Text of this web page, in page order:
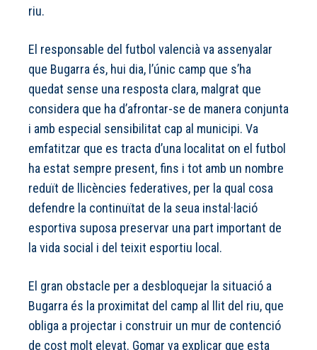
riu.
El responsable del futbol valencià va assenyalar
que Bugarra és, hui dia, l’únic camp que s’ha
quedat sense una resposta clara, malgrat que
considera que ha d’afrontar-se de manera conjunta
i amb especial sensibilitat cap al municipi. Va
emfatitzar que es tracta d’una localitat on el futbol
ha estat sempre present, fins i tot amb un nombre
reduït de llicències federatives, per la qual cosa
defendre la continuïtat de la seua instal·lació
esportiva suposa preservar una part important de
la vida social i del teixit esportiu local.
El gran obstacle per a desbloquejar la situació a
Bugarra és la proximitat del camp al llit del riu, que
obliga a projectar i construir un mur de contenció
de cost molt elevat. Gomar va explicar que esta